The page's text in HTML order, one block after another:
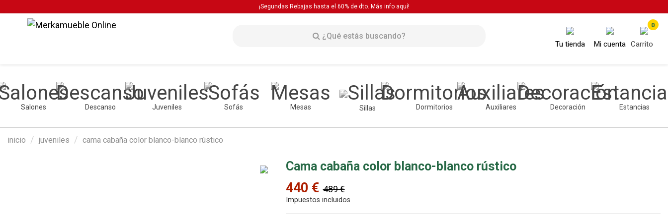
¡Segundas Rebajas hasta el 60% de dto. Más info aquí!
Tu tienda Mi cuenta
0
Carrito
Salones Descanso Juveniles Sofás Mesas Sillas Dormitorios Auxiliares Decoración Estancias
inicio juveniles cama cabaña color blanco-blanco rústico
Cama cabaña color blanco-blanco rústico
440 € 489 €
Impuestos incluidos